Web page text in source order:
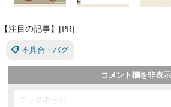
【注目の記事】[PR]
不具合・バグ
コメント欄を非表示